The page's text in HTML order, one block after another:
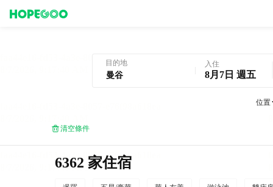
目的地 入住
8月7日 週五
位置
清空條件
6362 家住宿